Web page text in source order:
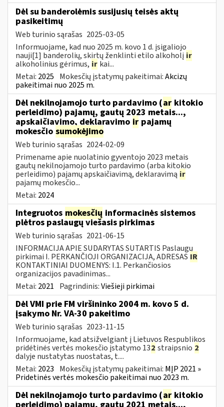
Dėl su banderolėmis susijusių teisės aktų
pasikeitimų
Web turinio sąrašas 2025-03-05
Informuojame, kad nuo 2025 m. kovo 1 d. įsigaliojo
nauji[1] banderolių, skirtų ženklinti etilo alkoholį ir
alkoholinius gėrimus, ir kai...
Metai: 2025 Mokesčių įstatymų pakeitimai:Akcizų
pakeitimai nuo 2025 m.
Dėl nekilnojamojo turto pardavimo (ar kitokio
perleidimo) pajamų, gautų 2023 metais...,
apskaičiavimo, deklaravimo ir pajamų
mokesčio sumokėjimo
Web turinio sąrašas 2024-02-09
Primename apie nuolatinio gyventojo 2023 metais
gautų nekilnojamojo turto pardavimo (arba kitokio
perleidimo) pajamų apskaičiavimą, deklaravimą ir
pajamų mokesčio...
Metai: 2024
Integruotos mokesčių informacinės sistemos
plėtros paslaugų viešasis pirkimas
Web turinio sąrašas 2021-06-15
INFORMACIJA APIE SUDARYTAS SUTARTIS Paslaugų
pirkimai I. PERKANČIOJI ORGANIZACIJA, ADRESAS IR
KONTAKTINIAI DUOMENYS: I.1. Perkančiosios
organizacijos pavadinimas...
Metai: 2021 Pagrindinis:Viešieji pirkimai
Dėl VMI prie FM viršininko 2004 m. kovo 5 d.
įsakymo Nr. VA-30 pakeitimo
Web turinio sąrašas 2023-11-15
Informuojame, kad atsižvelgiant į Lietuvos Respublikos
pridėtinės vertės mokesčio įstatymo 132 straipsnio 2
dalyje nustatytas nuostatas, t....
Metai: 2023 Mokesčių įstatymų pakeitimai: MĮP 2021 »
Pridetinės vertės mokesčio pakeitimai nuo 2023 m.
Dėl nekilnojamojo turto pardavimo (ar kitokio
perleidimo) pajamų, gautų 2021 metais...,